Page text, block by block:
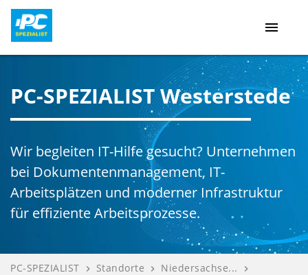
menu
PC-SPEZIALIST Westerstede
Wir begleiten IT-Hilfe gesucht? Unternehmen
bei Dokumentenmanagement, IT-
Arbeitsplätzen und moderner Infrastruktur
für effiziente Arbeitsprozesse.
PC-SPEZIALIST navigate_next Standorte navigate_next Niedersachse... navigate_next